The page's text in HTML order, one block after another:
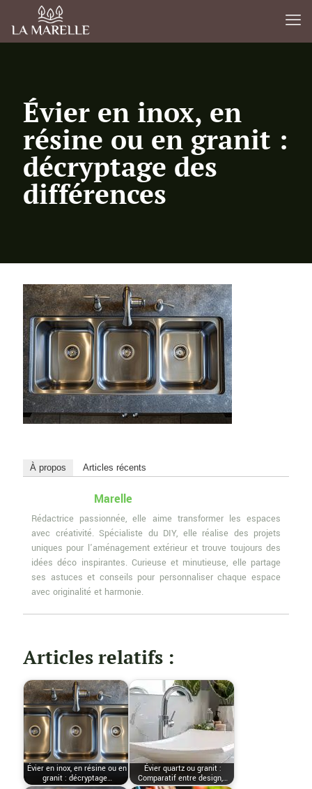
Évier en inox, en
résine ou en granit :
décryptage des
différences
À propos Articles récents
Marelle
Rédactrice passionnée, elle aime transformer les espaces
avec créativité. Spécialiste du DIY, elle réalise des projets
uniques pour l'aménagement extérieur et trouve toujours des
idées déco inspirantes. Curieuse et minutieuse, elle partage
ses astuces et conseils pour personnaliser chaque espace
avec originalité et harmonie.
Articles relatifs :
Évier en inox, en résine ou en
granit : décryptage…
Évier quartz ou granit :
Comparatif entre design,…